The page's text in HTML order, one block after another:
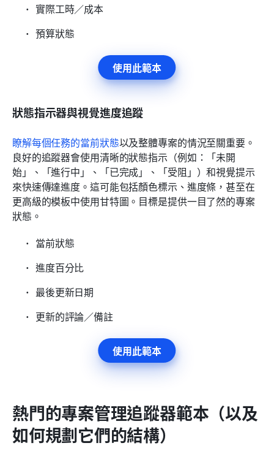
實際工時／成本
預算狀態
使用此範本
狀態指示器與視覺進度追蹤
瞭解每個任務的當前狀態以及整體專案的情況至關重要。
良好的追蹤器會使用清晰的狀態指示（例如：「未開
始」、「進行中」、「已完成」、「受阻」）和視覺提示
來快速傳達進度。這可能包括顏色標示、進度條，甚至在
更高級的模板中使用甘特圖。目標是提供一目了然的專案
狀態。
當前狀態
進度百分比
最後更新日期
更新的評論／備註
使用此範本
熱門的專案管理追蹤器範本（以及
如何規劃它們的結構）